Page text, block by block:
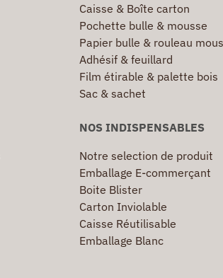
Caisse & Boîte carton
Pochette bulle & mousse
Papier bulle & rouleau
Adhésif & feuillard
Film étirable & palette bois
Sac & sachet
NOS INDISPENSABLES
Notre selection de produit
Emballage E-commerçant
Boite Blister
Carton Inviolable
Caisse Réutilisable
Emballage Blanc